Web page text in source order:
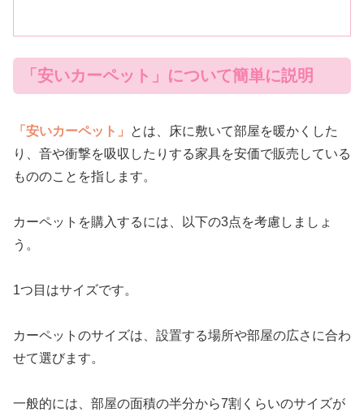
「安いカーペット」について簡単に説明
「安いカーペット」
とは、床に敷いて部屋を暖かくした
り、音や衝撃を吸収したりする家具を安価で販売している
もののことを指します。
カーペットを購入するには、以下の3点を考慮しましょ
う。
1つ目はサイズです。
カーペットのサイズは、設置する場所や部屋の広さに合わ
せて選びます。
一般的には、部屋の面積の半分から7割くらいのサイズが